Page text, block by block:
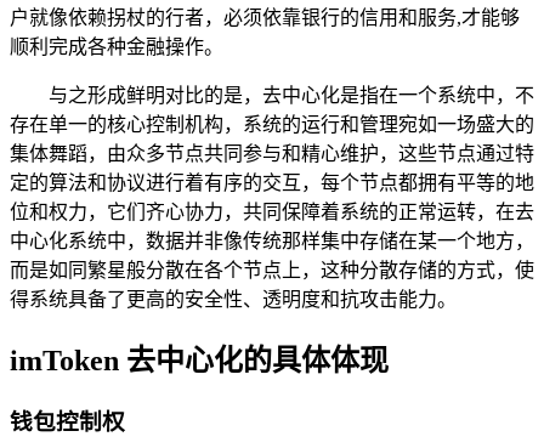
户就像依赖拐杖的行者，必须依靠银行的信用和服务,才能够
顺利完成各种金融操作。
与之形成鲜明对比的是，去中心化是指在一个系统中，不
存在单一的核心控制机构，系统的运行和管理宛如一场盛大的
集体舞蹈，由众多节点共同参与和精心维护，这些节点通过特
定的算法和协议进行着有序的交互，每个节点都拥有平等的地
位和权力，它们齐心协力，共同保障着系统的正常运转，在去
中心化系统中，数据并非像传统那样集中存储在某一个地方，
而是如同繁星般分散在各个节点上，这种分散存储的方式，使
得系统具备了更高的安全性、透明度和抗攻击能力。
imToken 去中心化的具体体现
钱包控制权